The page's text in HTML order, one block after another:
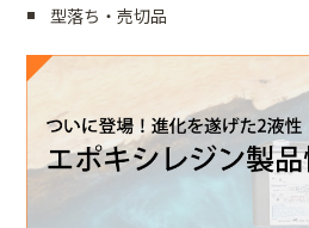
型落ち・売切品